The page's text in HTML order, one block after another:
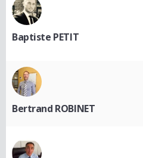
Baptiste PETIT
Bertrand ROBINET